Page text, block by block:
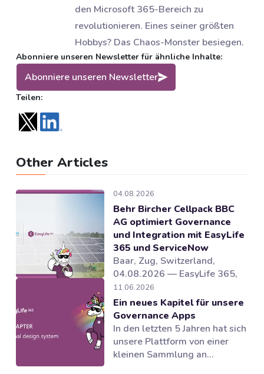
den Microsoft 365-Bereich zu
revolutionieren. Eines seiner größten
Hobbys? Das Chaos-Monster besiegen.
Abonniere unseren Newsletter für ähnliche Inhalte:
Abonniere unseren Newsletter
Teilen:
Other Articles
04.08.2026
Behr Bircher Cellpack BBC
AG optimiert Governance
und Integration mit EasyLife
365 und ServiceNow
Baar, Zug, Switzerland,
04.08.2026 — EasyLife 365,
Anbieter von Lösungen für
Microsoft 365 Governance und
und Lebenszyklusmanagement
in Microsoft 365, hat
gemeinsam mit dem Partner
novoSYS die Behr Bircher
11.06.2026
Ein neues Kapitel für unsere
Governance Apps
In den letzten 5 Jahren hat sich
unsere Plattform von einer
kleinen Sammlung an